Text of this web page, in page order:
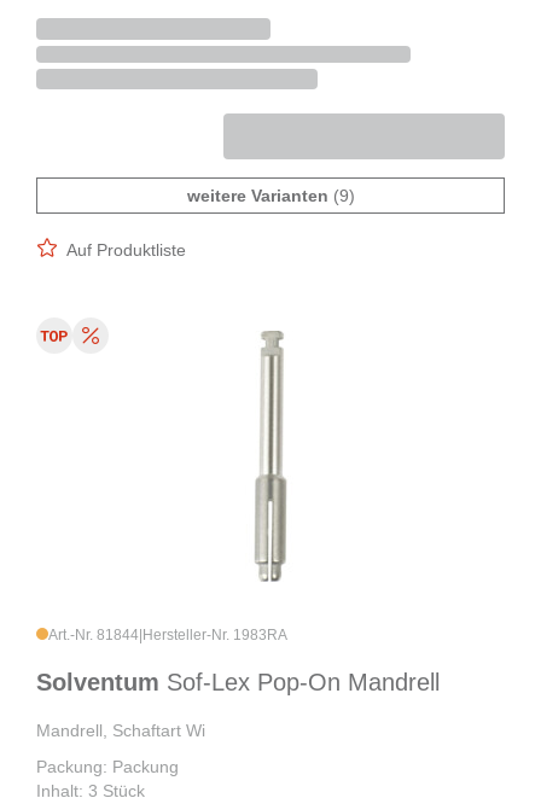
weitere Varianten (9)
Auf Produktliste
Art.-Nr. 81844 Hersteller-Nr. 1983RA
Solventum Sof-Lex Pop-On Mandrell
Mandrell, Schaftart Wi
Packung: Packung
Inhalt: 3 Stück